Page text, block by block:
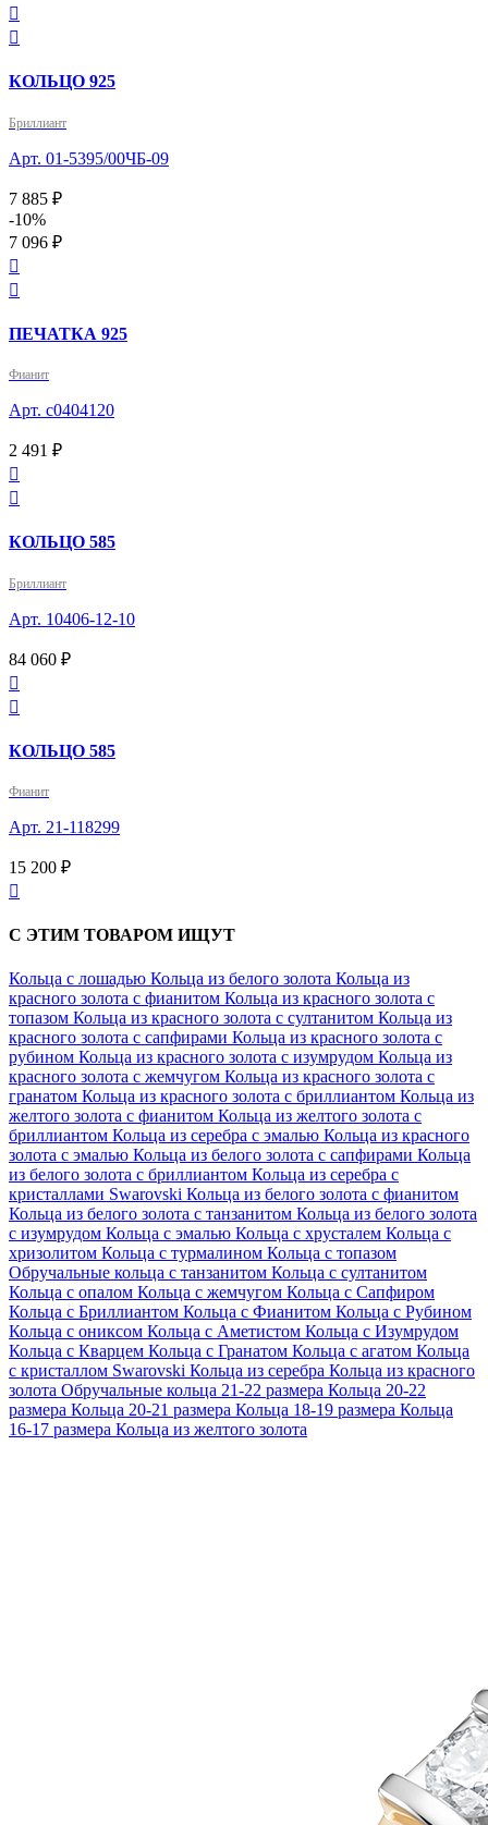


КОЛЬЦО 925
Бриллиант
Арт. 01-5395/00ЧБ-09
7 885 ₽
-10%
7 096 ₽


ПЕЧАТКА 925
Фианит
Арт. с0404120
2 491 ₽


КОЛЬЦО 585
Бриллиант
Арт. 10406-12-10
84 060 ₽


КОЛЬЦО 585
Фианит
Арт. 21-118299
15 200 ₽

С ЭТИМ ТОВАРОМ ИЩУТ
Кольца с лошадью Кольца из белого золота Кольца из
красного золота с фианитом Кольца из красного золота с
топазом Кольца из красного золота с султанитом Кольца из
красного золота с сапфирами Кольца из красного золота с
рубином Кольца из красного золота с изумрудом Кольца из
красного золота с жемчугом Кольца из красного золота с
гранатом Кольца из красного золота с бриллиантом Кольца из
желтого золота с фианитом Кольца из желтого золота с
бриллиантом Кольца из серебра с эмалью Кольца из красного
золота с эмалью Кольца из белого золота с сапфирами Кольца
из белого золота с бриллиантом Кольца из серебра с
кристаллами Swarovski Кольца из белого золота с фианитом
Кольца из белого золота с танзанитом Кольца из белого золота
с изумрудом Кольца с эмалью Кольца с хрусталем Кольца с
хризолитом Кольца с турмалином Кольца с топазом
Обручальные кольца с танзанитом Кольца с султанитом
Кольца с опалом Кольца с жемчугом Кольца с Сапфиром
Кольца с Бриллиантом Кольца с Фианитом Кольца с Рубином
Кольца с ониксом Кольца с Аметистом Кольца с Изумрудом
Кольца с Кварцем Кольца с Гранатом Кольца с агатом Кольца
с кристаллом Swarovski Кольца из серебра Кольца из красного
золота Обручальные кольца 21-22 размера Кольца 20-22
размера Кольца 20-21 размера Кольца 18-19 размера Кольца
16-17 размера Кольца из желтого золота